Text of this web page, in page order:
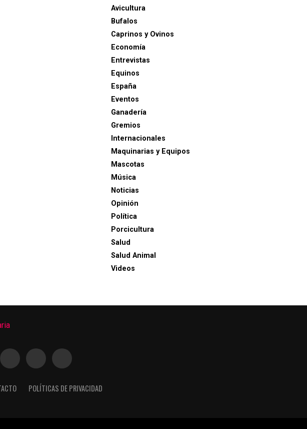
Avicultura
Bufalos
Caprinos y Ovinos
Economía
Entrevistas
Equinos
España
Eventos
Ganadería
Gremios
Internacionales
Maquinarias y Equipos
Mascotas
Música
Noticias
Opinión
Política
Porcicultura
Salud
Salud Animal
Videos
POLÍTICAS DE PRIVACIDAD